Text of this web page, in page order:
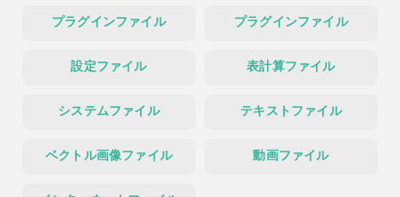
プラグインファイル プラグインファイル
設定ファイル 表計算ファイル
システムファイル テキストファイル
ベクトル画像ファイル 動画ファイル